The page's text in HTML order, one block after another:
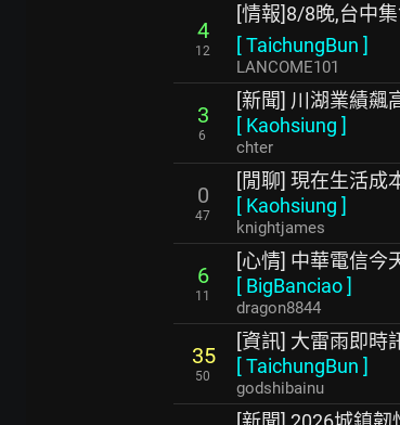
4
12
[情報]8/8晚,台中
[TaichungBun ]
LANCOME101
3
6
[新聞] 川湖業績飆
[ Kaohsiung ]
chter
0
47
[閒聊] 現在生活成
[ Kaohsiung ]
knightjames
6
11
[心情] 中華電信今
[ BigBanciao]
dragon8844
35
50
[資訊] 大雷雨即時
[TaichungBun ]
godshibainu